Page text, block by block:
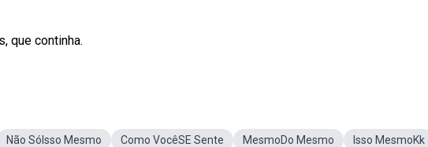
que continha.
Não SóIsso Mesmo Como VocêSE Sente MesmoDo Mesmo
Isso MesmoKk